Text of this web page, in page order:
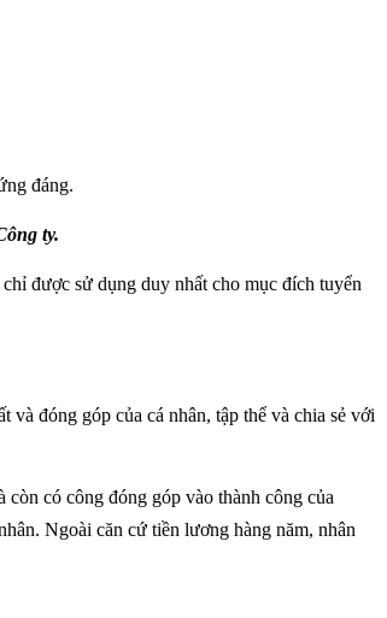
đáng.
ty.
được sử dụng duy nhất cho mục đích tuyển
đóng góp của cá nhân, tập thể và chia sẻ với
có công đóng góp vào thành công của
Ngoài căn cứ tiền lương hàng năm, nhân